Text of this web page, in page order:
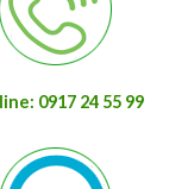
0917 24 55 99